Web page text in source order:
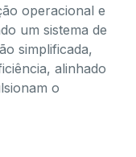
operacional e
um sistema de
simplificada,
alinhado
o